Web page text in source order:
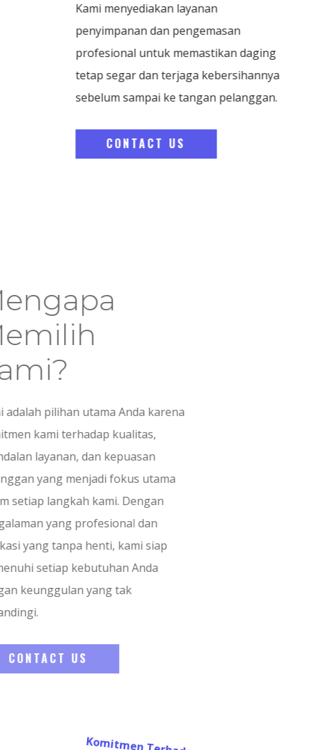
Kami menyediakan layanan
penyimpanan dan pengemasan
profesional untuk memastikan daging
tetap segar dan terjaga kebersihannya
sebelum sampai ke tangan pelanggan.
CONTACT US
Mengapa
Memilih
Kami?
Kami adalah pilihan utama Anda karena
komitmen kami terhadap kualitas,
keandalan layanan, dan kepuasan
pelanggan yang menjadi fokus utama
dalam setiap langkah kami. Dengan
pengalaman yang profesional dan
dedikasi yang tanpa henti, kami siap
memenuhi setiap kebutuhan Anda
dengan keunggulan yang tak
Komitmen Terhadap